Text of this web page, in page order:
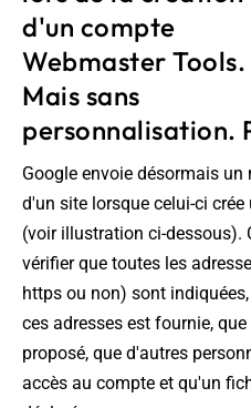
d'un compte
Webmaster Tools.
Mais sans
personnalisation.
Google envoie désormais
d'un site lorsque celui-ci
(voir illustration ci-dessous).
vérifier que toutes les
https ou non) sont
ces adresses est fournie,
proposé, que d'autres
accès au compte et qu'un